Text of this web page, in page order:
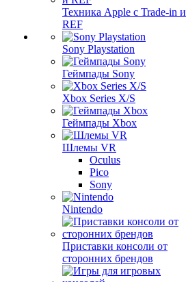
Техника Apple с Trade-in и
REF
Sony Playstation
Геймпады Sony
Xbox Series X/S
Геймпады Xbox
Шлемы VR
Oculus
Pico
Sony
Nintendo
Приставки консоли от
сторонних брендов